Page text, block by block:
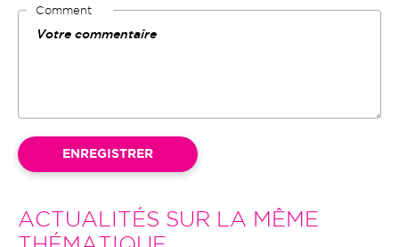
Comment
ACTUALITÉS SUR LA MÊME